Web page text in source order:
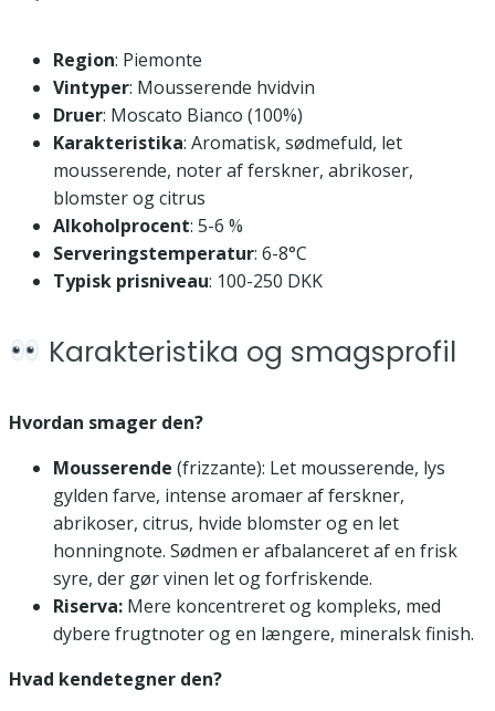
Region: Piemonte
Vintyper: Mousserende hvidvin
Druer: Moscato Bianco (100%)
Karakteristika: Aromatisk, sødmefuld, let
mousserende, noter af ferskner, abrikoser,
blomster og citrus
Alkoholprocent: 5-6 %
Serveringstemperatur: 6-8°C
Typisk prisniveau: 100-250 DKK
Karakteristika og smagsprofil
Hvordan smager den?
Mousserende (frizzante): Let mousserende, lys
gylden farve, intense aromaer af ferskner,
abrikoser, citrus, hvide blomster og en let
honningnote. Sødmen er afbalanceret af en frisk
syre, der gør vinen let og forfriskende.
Riserva: Mere koncentreret og kompleks, med
dybere frugtnoter og en længere, mineralsk finish.
Hvad kendetegner den?